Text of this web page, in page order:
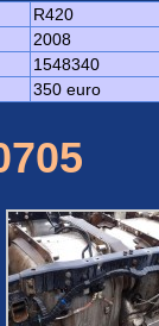
R420
2008
1548340
350 euro